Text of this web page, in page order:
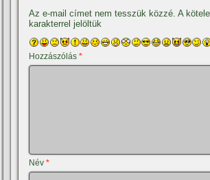
Az e-mail címet nem tesszük közzé. A
karakterrel jelöltük
Hozzászólás*
Név*